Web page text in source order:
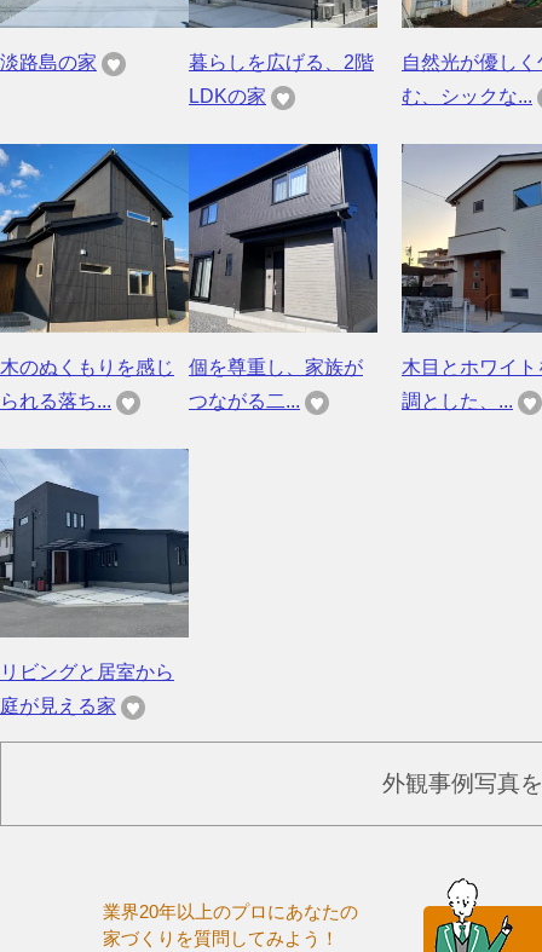
淡路島の家
暮らしを広げる、2階
LDKの家
自然光が優しく
む、シックな...
木のぬくもりを感じ
られる落ち...
個を尊重し、家族が
つながる二...
木目とホワイト
調とした、...
リビングと居室から
庭が見える家
外観事例写真
業界20年以上のプロにあなたの
家づくりを質問してみよう！